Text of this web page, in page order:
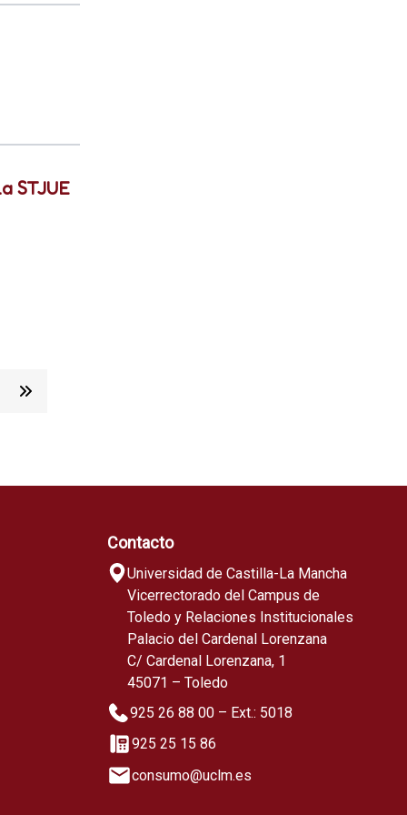
STJUE
Contacto
Universidad de Castilla-La Mancha
Vicerrectorado del Campus de
Toledo y Relaciones Institucionales
Palacio del Cardenal Lorenzana
C/ Cardenal Lorenzana, 1
45071 – Toledo
925 26 88 00 – Ext.: 5018
925 25 15 86
consumo@uclm.es